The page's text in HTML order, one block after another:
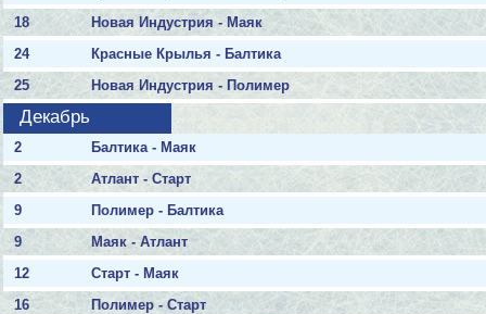
18
Новая Индустрия - Маяк
24
Красные Крылья - Балтика
25
Новая Индустрия - Полимер
Декабрь
2
Балтика - Маяк
2
Атлант - Старт
9
Полимер - Балтика
9
Маяк - Атлант
12
Старт - Маяк
16
Полимер - Старт